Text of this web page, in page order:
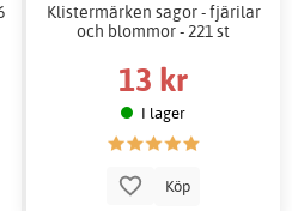
Klistermärken sagor - fjärilar
och blommor - 221 st
13 kr
I lager
Köp